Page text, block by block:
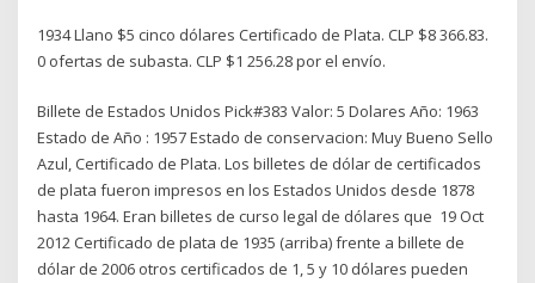
1934 Llano $5 cinco dólares Certificado de Plata. CLP $8 366.83.
0 ofertas de subasta. CLP $1 256.28 por el envío.
Billete de Estados Unidos Pick#383 Valor: 5 Dolares Año: 1963
Estado de Año : 1957 Estado de conservacion: Muy Bueno Sello
Azul, Certificado de Plata. Los billetes de dólar de certificados
de plata fueron impresos en los Estados Unidos desde 1878
hasta 1964. Eran billetes de curso legal de dólares que 19 Oct
2012 Certificado de plata de 1935 (arriba) frente a billete de
dólar de 2006 otros certificados de 1, 5 y 10 dólares pueden